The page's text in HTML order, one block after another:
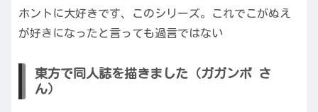
ホントに大好きです、このシリーズ。これでこがぬえ
が好きになったと言っても過言ではない
東方で同人誌を描きました（ガガンボ さ
ん）